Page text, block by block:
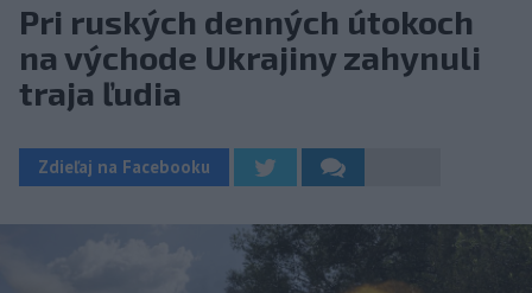
Pri ruských denných útokoch
na východe Ukrajiny zahynuli
traja ľudia
Zdieľaj na Facebooku